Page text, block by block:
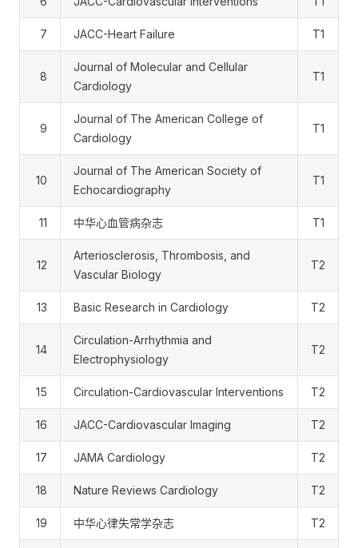
7 JACC-Heart Failure T1
8
Journal of Molecular and Cellular
Cardiology
T1
9
Journal of The American College of
Cardiology
T1
10
Journal of The American Society of
Echocardiography
T1
11 中华心血管病杂志 T1
12
Arteriosclerosis, Thrombosis, and
Vascular Biology
T2
13 Basic Research in Cardiology T2
14
Circulation-Arrhythmia and
Electrophysiology
T2
15 Circulation-Cardiovascular Interventions T2
16 JACC-Cardiovascular Imaging T2
17 JAMA Cardiology T2
18 Nature Reviews Cardiology T2
19 中华心律失常学杂志 T2